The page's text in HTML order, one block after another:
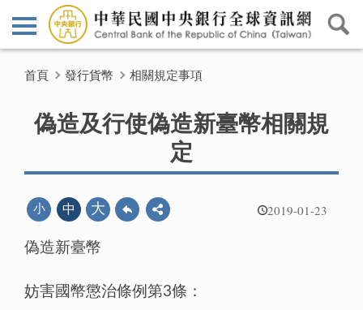
首頁 發行貨幣 相關規定事項
偽造及行使偽造新臺幣相關規
定
2019-01-23
小 中 大
偽造新臺幣
妨害國幣懲治條例第3條：